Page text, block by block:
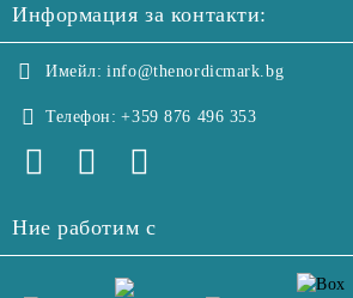
Информация за контакти:
Имейл: info@thenordicmark.bg
Телефон: +359 876 496 353
Ние работим с